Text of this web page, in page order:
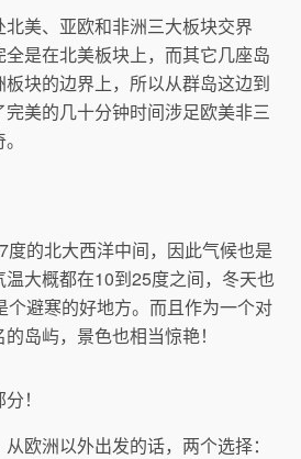
美、亚欧和非洲三大板块交界
是在北美板块上，而其它几座岛
块的边界上，所以从群岛这边到
美的几十分钟时间涉足欧美非三
度的北大西洋中间，因此气候也是
大概都在10到25度之间，冬天也
个避寒的好地方。而且作为一个对
岛屿，景色也相当惊艳！
！
欧洲以外出发的话，两个选择：